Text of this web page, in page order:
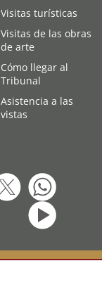
Visitas turísticas
Visitas de las obras
de arte
Cómo llegar al
Tribunal
Asistencia a las
vistas